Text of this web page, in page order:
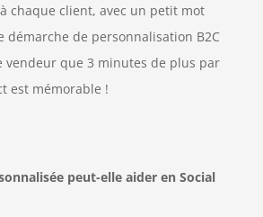
chaque client, avec un petit mot
démarche de personnalisation B2C
vendeur que 3 minutes de plus par
est mémorable !
peut-elle aider en Social